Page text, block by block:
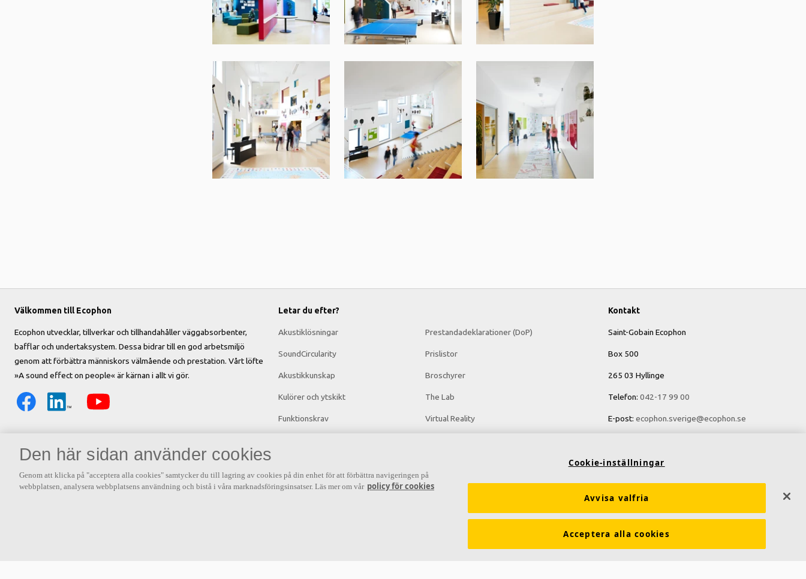
Välkommen till Ecophon
Ecophon utvecklar, tillverkar och tillhandahåller väggabsorbenter,
bafflar och undertaksystem. Dessa bidrar till en god arbetsmiljö
genom att förbättra människors välmående och prestation. Vårt löfte
»A sound effect on people« är kärnan i allt vi gör.
Letar du efter?
Akustiklösningar
SoundCircularity
Akustikkunskap
Kulörer och ytskikt
Funktionskrav
Prestandadeklarationer (DoP)
Prislistor
Broschyrer
The Lab
Virtual Reality
Kontakt
Saint-Gobain Ecophon
Box 500
265 03 Hyllinge
Telefon: 042-17 99 00
E-post: ecophon.sverige@ecophon.se
Den här sidan använder cookies
Genom att klicka på "acceptera alla cookies" samtycker du till lagring av cookies på din enhet för att förbättra navigeringen på
webbplatsen, analysera webbplatsens användning och bistå i våra marknadsföringsinsatser. Läs mer om vår policy för cookies
Cookie-inställningar
Avvisa valfria
Acceptera alla cookies